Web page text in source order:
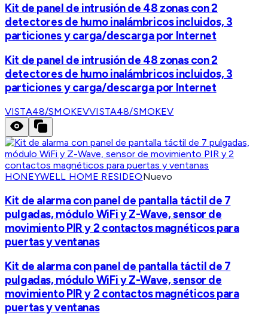
Kit de panel de intrusión de 48 zonas con 2
detectores de humo inalámbricos incluidos, 3
particiones y carga/descarga por Internet
Kit de panel de intrusión de 48 zonas con 2
detectores de humo inalámbricos incluidos, 3
particiones y carga/descarga por Internet
VISTA48/SMOKEVVISTA48/SMOKEV
HONEYWELL HOME RESIDEONuevo
Kit de alarma con panel de pantalla táctil de 7
pulgadas, módulo WiFi y Z-Wave, sensor de
movimiento PIR y 2 contactos magnéticos para
puertas y ventanas
Kit de alarma con panel de pantalla táctil de 7
pulgadas, módulo WiFi y Z-Wave, sensor de
movimiento PIR y 2 contactos magnéticos para
puertas y ventanas